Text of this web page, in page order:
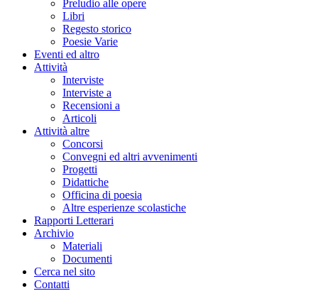
Preludio alle opere
Libri
Regesto storico
Poesie Varie
Eventi ed altro
Attività
Interviste
Interviste a
Recensioni a
Articoli
Attività altre
Concorsi
Convegni ed altri avvenimenti
Progetti
Didattiche
Officina di poesia
Altre esperienze scolastiche
Rapporti Letterari
Archivio
Materiali
Documenti
Cerca nel sito
Contatti